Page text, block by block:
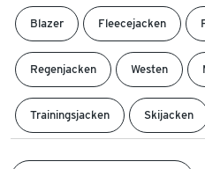
Blazer Fleecejacken
Regenjacken Westen
Trainingsjacken Skijacken